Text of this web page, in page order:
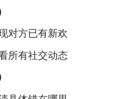
方已有新欢
所有社交动态